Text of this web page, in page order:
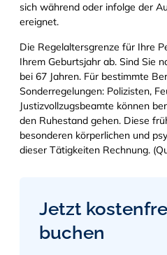
sich während oder infolge der
ereignet.
Die Regelaltersgrenze für Ihre
Ihrem Geburtsjahr ab. Sind Sie
bei 67 Jahren. Für bestimmte
Sonderregelungen: Polizisten,
Justizvollzugsbeamte können
den Ruhestand gehen. Diese
besonderen körperlichen und
dieser Tätigkeiten Rechnung.
Jetzt
buchen